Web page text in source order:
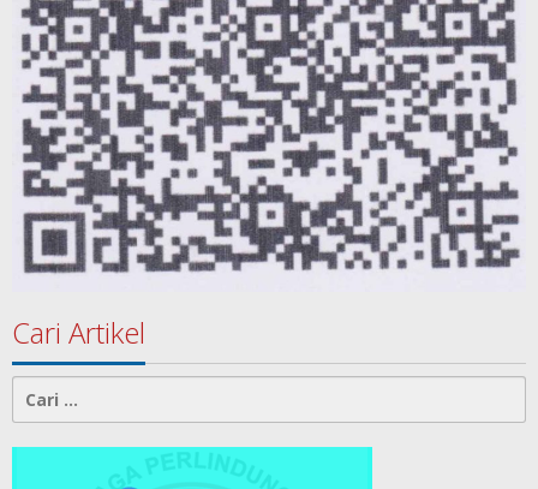
Cari Artikel
untuk: